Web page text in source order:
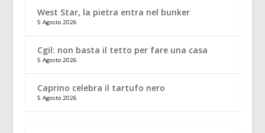
West Star, la pietra entra nel bunker
5 Agosto 2026
Cgil: non basta il tetto per fare una casa
5 Agosto 2026
Caprino celebra il tartufo nero
5 Agosto 2026